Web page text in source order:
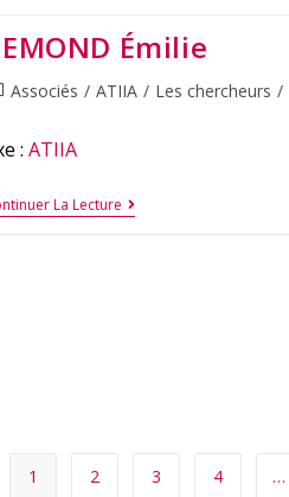
Émilie
Associés / ATIIA / Les chercheurs /
:ATIIA
La Lecture
1 2 3 4 …